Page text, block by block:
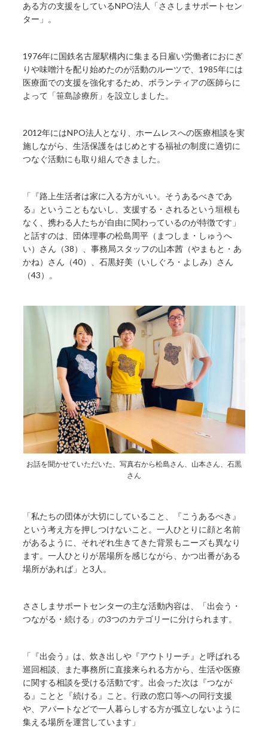
ある方の支援をしているNPO法人「ささしまサポートセン
ター」。
1976年に国鉄名古屋駅構内に集まる日雇い労働者におにぎ
りや味噌汁を配り始めたのが活動のルーツで、1985年には
医療面での支援を強化するため、ボランティアの医師らに
よって「笹島診療所」を設立しました。
2012年にはNPO法人となり、ホームレスへの医療相談を実
施しながら、生活保護をはじめとする福祉の制度に適切に
つなぐ活動にも取り組んできました。
「『路上生活者は家に入る方がいい。そうあるべきであ
る』ということもないし、支援する・されるという垣根も
なく、携わる人たちが自由に関わっているのが特徴です」
と話すのは、団体理事の松島周平（まつしま・しゅうへ
い）さん（38）、事務局スタッフの山本茜（やまもと・あ
かね）さん（40）、石黒好美（いしぐろ・よしみ）さん
（43）。
お話を聞かせていただいた、写真右から松島さん、山本さん、石黒
さん
「私たちの団体が大切にしていること、『こうあるべき』
という考え方を押しつけないこと。一人ひとりに顔と名前
があるように、それぞれ生きてきた背景もニーズも異なり
ます。一人ひとりが居場所を感じながら、かつ出番がある
場所があれば」と3人。
ささしまサポートセンターの主な活動内容は、「出会う・
つながる・続ける」の3つのカテゴリーに分けられます。
「『出会う』は、炊き出しや『アウトリーチ』と呼ばれる
巡回相談、また事務所に直接来られる方から、生活や医療
に関する相談を受ける活動です。出会った次は『つなが
る』ことと『続ける』こと。行政の窓口等への同行支援
や、アパートなどで一人暮らしする方が孤立しないように
集える場所を運営しています」